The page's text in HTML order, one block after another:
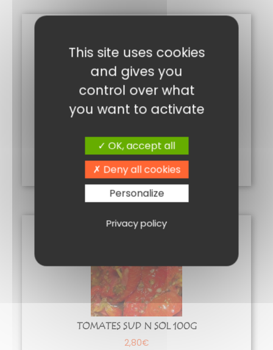
3,60€
Choix des options
a
plusieurs
variations.
Les
options
être
choisies
sur
la
page
du
TOMATES SUD N SOL 100G
2,80€
This site uses cookies
and gives you
control over what
you want to activate
OK, accept all
Deny all cookies
Personalize
Privacy policy